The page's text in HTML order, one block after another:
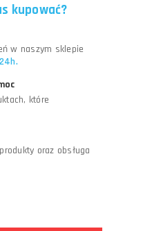
kupować?
w naszym sklepie
24h.
które
oraz obsługa